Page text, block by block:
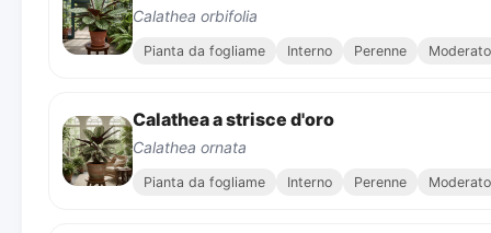
Calathea orbifolia
Pianta da fogliame Interno Perenne Moderato
Calathea a strisce d'oro
Calathea ornata
Pianta da fogliame Interno Perenne Moderato